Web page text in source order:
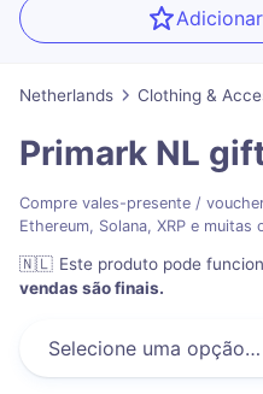
Netherlands Clothing &
Primark NL
Compre vales-presente /
Ethereum, Solana, XRP e
🇳🇱 Este produto pode
vendas são finais.